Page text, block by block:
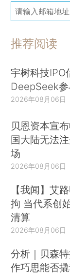
推荐阅读
宇树科技IPO
DeepSeek
2026年08月06日
贝恩资本宣
国大陆无法
场
2026年08月06日
【我闻】艾
拘 当代系创
清算
2026年08月06日
分析｜贝森
作巧思能否